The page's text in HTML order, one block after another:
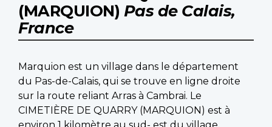
(MARQUION) Pas de Calais,
France
Marquion est un village dans le département
du Pas-de-Calais, qui se trouve en ligne droite
sur la route reliant Arras à Cambrai. Le
CIMETIÈRE DE QUARRY (MARQUION) est à